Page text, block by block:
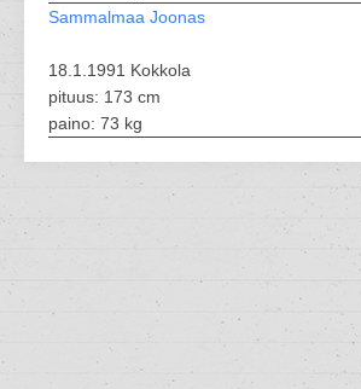
Sammalmaa Joonas
18.1.1991 Kokkola
pituus: 173 cm
paino: 73 kg